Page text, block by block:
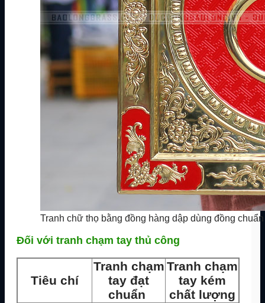
Tranh chữ thọ bằng đồng hàng dập dùng đồng
Đối với tranh chạm tay thủ công
Tiêu chí
Tranh chạm
tay đạt
chuẩn
Tranh chạm
tay kém
chất lượng